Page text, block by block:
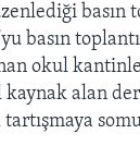
basın
basın
okul
kaynak alan